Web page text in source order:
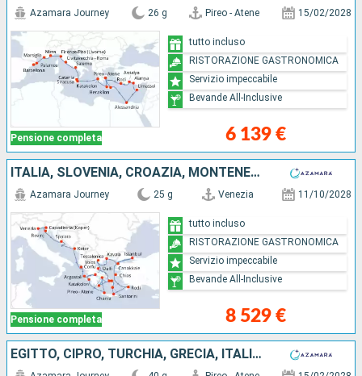
Pensione completa
Azamara Journey 26 g Pireo - Atene 15/02/2028
6 139 €
tutto incluso
RISTORAZIONE GASTRONOMICA
Servizio impeccabile
Bevande All-Inclusive
ITALIA, SLOVENIA, CROAZIA, MONTENEGRO, GRECIA, TURCHIA
Pensione completa
Azamara Journey 25 g Venezia 11/10/2028
8 529 €
tutto incluso
RISTORAZIONE GASTRONOMICA
Servizio impeccabile
Bevande All-Inclusive
EGITTO, CIPRO, TURCHIA, GRECIA, ITALIA, FRANCIA, MAIORCA, SPAGNA, GIBILTERRA, PORTOGALLO